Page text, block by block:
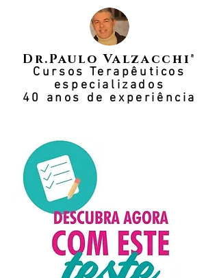
Dr.Paulo Valzacchi®
Cursos Terapêuticos
especializados
40 anos de experiência